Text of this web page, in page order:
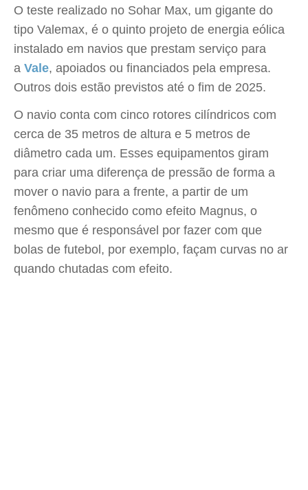
O teste realizado no Sohar Max, um gigante do
tipo Valemax, é o quinto projeto de energia eólica
instalado em navios que prestam serviço para
a Vale, apoiados ou financiados pela empresa.
Outros dois estão previstos até o fim de 2025.
O navio conta com cinco rotores cilíndricos com
cerca de 35 metros de altura e 5 metros de
diâmetro cada um. Esses equipamentos giram
para criar uma diferença de pressão de forma a
mover o navio para a frente, a partir de um
fenômeno conhecido como efeito Magnus, o
mesmo que é responsável por fazer com que
bolas de futebol, por exemplo, façam curvas no ar
quando chutadas com efeito.